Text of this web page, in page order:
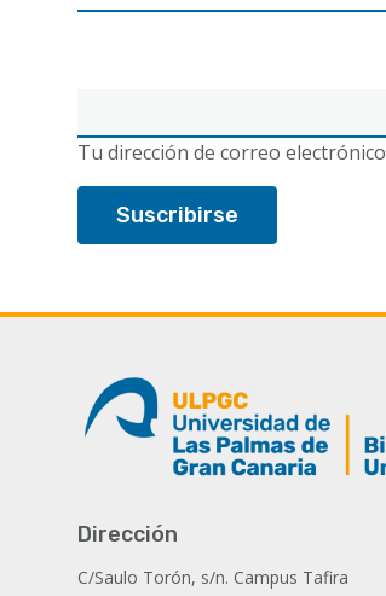
electrónico
Tu dirección de correo electrónico
Dirección
C/Saulo Torón, s/n. Campus Tafira